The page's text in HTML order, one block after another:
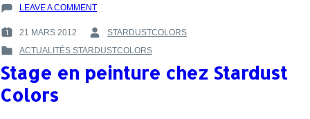
LEAVE A COMMENTON
DE
MODIFICATION
PEINTURES
POSTED
ON
21 MARS 2012
BY
:
STARDUSTCOLORS
POSTED
IN
ACTUALITÉS STARDUSTCOLORS
Stage en peinture chez Stardust
Colors